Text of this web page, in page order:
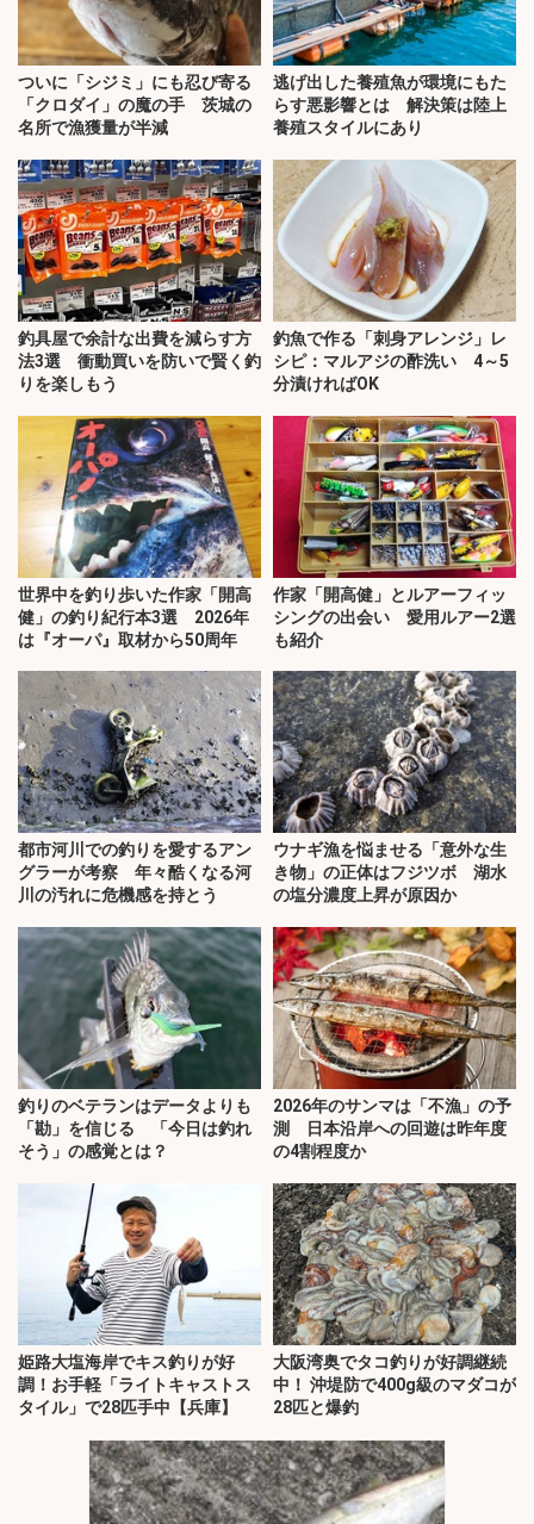
ついに「シジミ」にも忍び寄る
「クロダイ」の魔の手 茨城の
名所で漁獲量が半減
逃げ出した養殖魚が環境にもた
らす悪影響とは 解決策は陸上
養殖スタイルにあり
釣具屋で余計な出費を減らす方
法3選 衝動買いを防いで賢く釣
りを楽しもう
釣魚で作る「刺身アレンジ」レ
シピ：マルアジの酢洗い 4～5
分漬ければOK
世界中を釣り歩いた作家「開高
健」の釣り紀行本3選 2026年
は『オーパ』取材から50周年
作家「開高健」とルアーフィッ
シングの出会い 愛用ルアー2選
も紹介
都市河川での釣りを愛するアン
グラーが考察 年々酷くなる河
川の汚れに危機感を持とう
ウナギ漁を悩ませる「意外な生
き物」の正体はフジツボ 湖水
の塩分濃度上昇が原因か
釣りのベテランはデータよりも
「勘」を信じる 「今日は釣れ
そう」の感覚とは？
2026年のサンマは「不漁」の予
測 日本沿岸への回遊は昨年度
の4割程度か
姫路大塩海岸でキス釣りが好
調！お手軽「ライトキャストス
タイル」で28匹手中【兵庫】
大阪湾奥でタコ釣りが好調継続
中！ 沖堤防で400g級のマダコが
28匹と爆釣